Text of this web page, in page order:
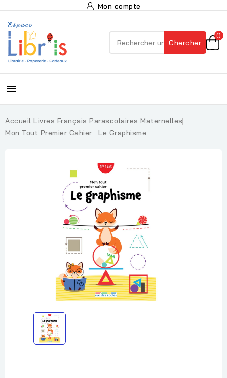
Mon compte
Chercher
0

Accueil Livres Français Parascolaires Maternelles
Mon Tout Premier Cahier : Le Graphisme